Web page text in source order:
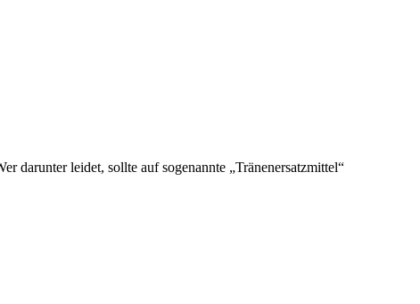
darunter leidet, sollte auf sogenannte „Tränenersatzmittel“